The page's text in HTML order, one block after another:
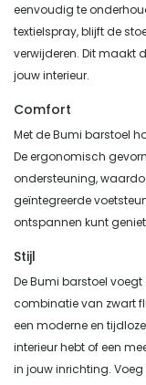
eenvoudig te
textielspray, blijft de
verwijderen. Dit maakt
jouw interieur.
Comfort
Met de Bumi barstoel
De ergonomisch
ondersteuning,
geïntegreerde
ontspannen kunt
Stijl
De Bumi barstoel
combinatie van zwart
een moderne en
interieur hebt of een
in jouw inrichting.